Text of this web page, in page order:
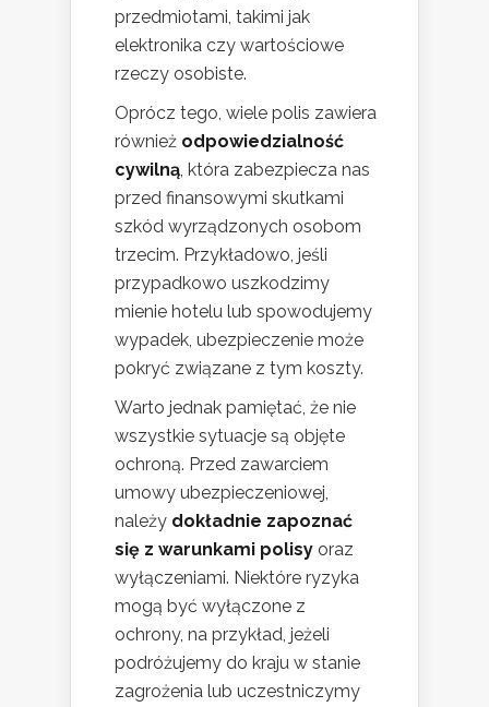
przedmiotami, takimi jak
elektronika czy wartościowe
rzeczy osobiste.
Oprócz tego, wiele polis zawiera
również odpowiedzialność
cywilną , która zabezpiecza nas
przed finansowymi skutkami
szkód wyrządzonych osobom
trzecim. Przykładowo, jeśli
przypadkowo uszkodzimy
mienie hotelu lub spowodujemy
wypadek, ubezpieczenie może
pokryć związane z tym koszty.
Warto jednak pamiętać, że nie
wszystkie sytuacje są objęte
ochroną. Przed zawarciem
umowy ubezpieczeniowej,
należy dokładnie zapoznać
się z warunkami polisy oraz
wyłączeniami. Niektóre ryzyka
mogą być wyłączone z
ochrony, na przykład, jeżeli
podróżujemy do kraju w stanie
zagrożenia lub uczestniczymy